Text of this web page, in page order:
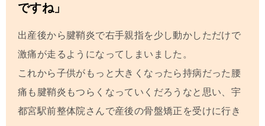
ですね」
出産後から腱鞘炎で右手親指を少し動かしただけで
激痛が走るようになってしまいました。
これから子供がもっと大きくなったら持病だった腰
痛も腱鞘炎もつらくなっていくだろうなと思い、宇
都宮駅前整体院さんで産後の骨盤矯正を受けに行き